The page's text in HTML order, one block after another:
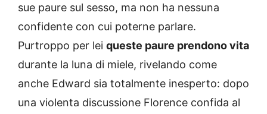
sue paure sul sesso, ma non ha nessuna
confidente con cui poterne parlare.
Purtroppo per lei queste paure prendono vita
durante la luna di miele, rivelando come
anche Edward sia totalmente inesperto: dopo
una violenta discussione Florence confida al